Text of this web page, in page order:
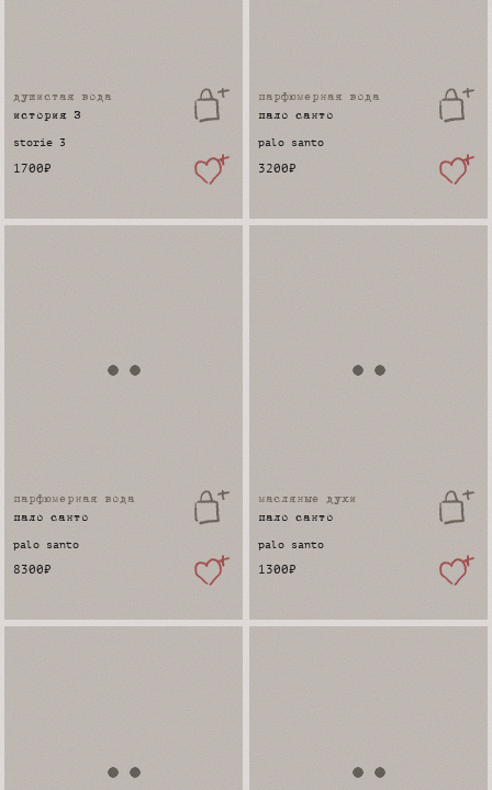
душистая вода
история 3
storie 3
1700₽
парфюмерная вода
пало санто
palo santo
3200₽
парфюмерная вода
пало санто
palo santo
8300₽
масляные духи
пало санто
palo santo
1300₽